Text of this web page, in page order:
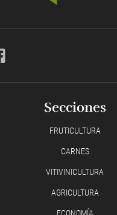
Secciones
FRUTICULTURA
CARNES
VITIVINICULTURA
AGRICULTURA
ECONOMÍA